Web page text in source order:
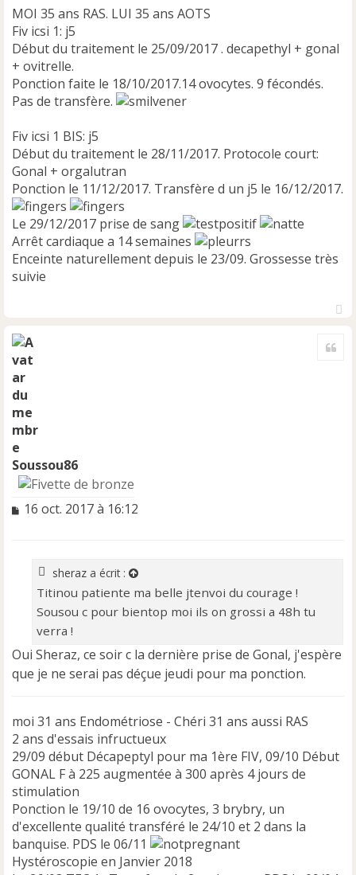
n
l
u
MOI 35 ans RAS. LUI 35 ans AOTS
Fiv icsi 1: j5
Début du traitement le 25/09/2017 . decapethyl + gonal
+ ovitrelle.
Ponction faite le 18/10/2017.14 ovocytes. 9 fécondés.
Pas de transfère.
Fiv icsi 1 BIS: j5
Début du traitement le 28/11/2017. Protocole court:
Gonal + orgalutran
Ponction le 11/12/2017. Transfère d un j5 le 16/12/2017.
Le 29/12/2017 prise de sang
Arrêt cardiaque a 14 semaines
Enceinte naturellement depuis le 23/09. Grossesse très
suivie
Soussou86
M
l
u
16 oct. 2017 à 16:12
sheraz a écrit :
Titinou patiente ma belle jtenvoi du courage !
Sousou c pour bientop moi ils on grossi a 48h tu
verra !
Oui Sheraz, ce soir c la dernière prise de Gonal, j'espère
que je ne serai pas déçue jeudi pour ma ponction.
moi 31 ans Endométriose - Chéri 31 ans aussi RAS
2 ans d'essais infructueux
29/09 début Décapeptyl pour ma 1ère FIV, 09/10 Début
GONAL F à 225 augmentée à 300 après 4 jours de
stimulation
Ponction le 19/10 de 16 ovocytes, 3 brybry, un
d'excellente qualité transféré le 24/10 et 2 dans la
banquise. PDS le 06/11
Hystéroscopie en Janvier 2018